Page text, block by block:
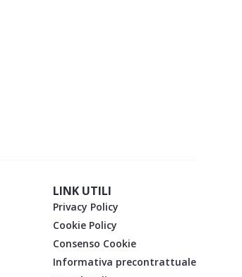
LINK UTILI
Privacy Policy
Cookie Policy
Consenso Cookie
Informativa precontrattuale